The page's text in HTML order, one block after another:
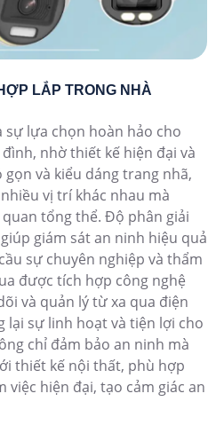
LẮP TRONG NHÀ
sự lựa chọn hoàn hảo cho
nhờ thiết kế hiện đại và
và kiểu dáng trang nhã,
vị trí khác nhau mà
tổng thể. Độ phân giải
giám sát an ninh hiệu quả
sự chuyên nghiệp và thẩm
được tích hợp công nghệ
và quản lý từ xa qua điện
lại sự linh hoạt và tiện lợi cho
chỉ đảm bảo an ninh mà
thiết kế nội thất, phù hợp
việc hiện đại, tạo cảm giác an